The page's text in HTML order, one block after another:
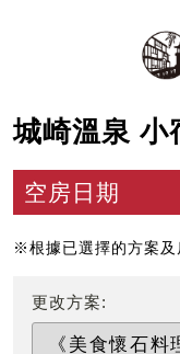
城崎溫泉 小
空房日期
※根據已選擇的方案及
更改方案: